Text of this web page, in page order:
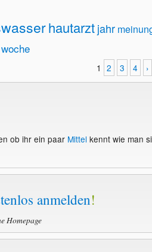
hautarztjahr
woche
1 2 3 4 ›
ob ihr ein paar Mittel kennt wie man
anmelden!
Homepage